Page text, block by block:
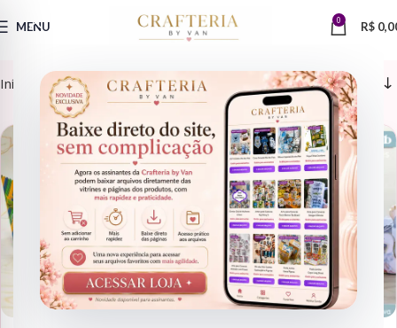
MENU 0 R$
Início ASSINANTES Caixinhas
ARQUIVOS DE CORTE CAIXINHAS